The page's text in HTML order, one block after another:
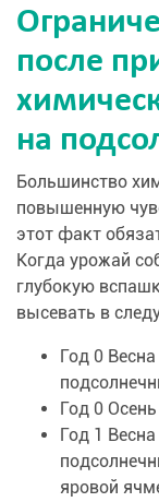
после
на
Большинство
повышенную
этот факт
Когда урожай
глубокую
высевать в
Год 0
Год 0
Год 1
яровой